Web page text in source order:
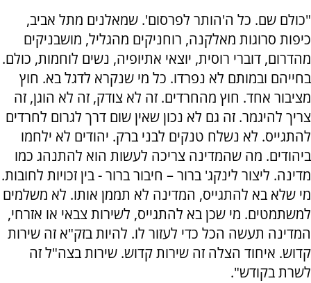
"כולם שם. כל ה'הותר לפרסום'. שמאלנים מתל אביב,
כיפות סרוגות מאלקנה, רוחניקים מהגליל, מושבניקים
מהדרום, דוברי רוסית, יוצאי אתיופיה, נשים לוחמות, כולם.
בחייהם ובמותם לא נפרדו. כל מי שנקרא לדגל בא. חוץ
מציבור אחד. חוץ מהחרדים. זה לא צודק, זה לא הוגן, זה
צריך להיגמר. זה גם לא נכון שאין שום דרך לגרום לחרדים
להתגייס. לא נשלח טנקים לבני ברק. יהודים לא ילחמו
ביהודים. מה שהמדינה צריכה לעשות הוא להתנהג כמו
מדינה. ליצור לינקג' ברור – חיבור ברור - בין זכויות לחובות.
מי שלא בא להתגייס, המדינה לא תממן אותו. לא משלמים
למשתמטים. מי שכן בא להתגייס, לשירות צבאי או אזרחי,
המדינה תעשה הכל כדי לעזור לו. להיות בזק"א זה שירות
קדוש. איחוד הצלה זה שירות קדוש. שירות בצה"ל זה
לשרת בקודש".